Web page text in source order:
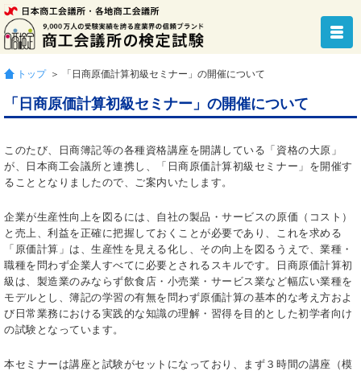
トップ ＞ 「日商原価計算初級セミナー」の開催について
「日商原価計算初級セミナー」の開催について
このたび、日商簿記等の各種資格講座を開講している「資格の大原」
が、日本商工会議所と連携し、「日商原価計算初級セミナー」を開催す
ることとなりましたので、ご案内いたします。
企業が生産性向上を図るには、自社の製品・サービスの原価（コスト）
と売上、利益を正確に把握しておくことが必要であり、これを求める
「原価計算」は、生産性を見える化し、その向上を図るうえで、業種・
職種を問わず企業人すべてに必要とされるスキルです。日商原価計算初
級は、製造業のみならず飲食店・小売業・サービス業など幅広い業種を
モデルとし、簿記の学習の有無を問わず原価計算の基本的な考え方およ
び日常業務における実践的な知識の理解・習得を目的とした初学者向け
の試験となっています。
本セミナーは講座と試験がセットになっており、まず３時間の講座（模